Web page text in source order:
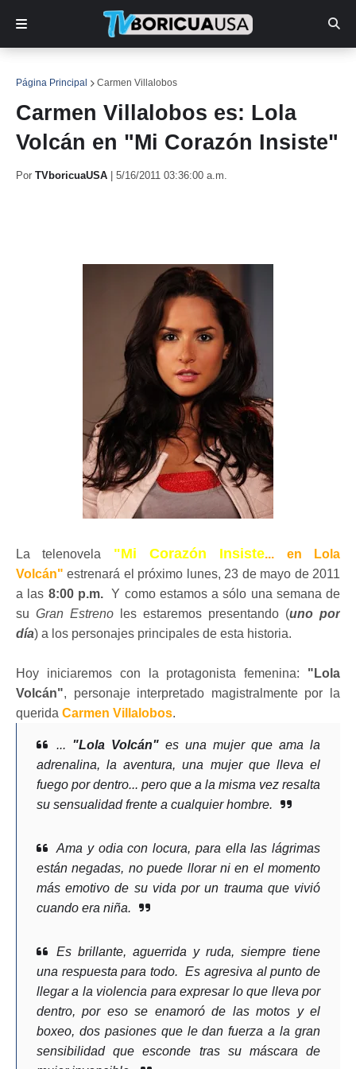
Página Principal Carmen Villalobos
Carmen Villalobos es: Lola
Volcán en "Mi Corazón Insiste"
Por TVboricuaUSA 5/16/2011 03:36:00 a.m.
La telenovela "Mi Corazón Insiste... en Lola
Volcán" estrenará el próximo lunes, 23 de mayo de 2011
a las 8:00 p.m.Y como estamos a sólo una semana de
su Gran Estreno les estaremos presentando (uno por
día) a los personajes principales de esta historia.
Hoy iniciaremos con la protagonista femenina: "Lola
Volcán", personaje interpretado magistralmente por la
querida Carmen Villalobos.
... "Lola Volcán" es una mujer que ama la
adrenalina, la aventura, una mujer que lleva el
fuego por dentro... pero que a la misma vez resalta
su sensualidad frente a cualquier hombre.
Ama y odia con locura, para ella las lágrimas
están negadas, no puede llorar ni en el momento
más emotivo de su vida por un trauma que vivió
cuando era niña.
Es brillante, aguerrida y ruda, siempre tiene
una respuesta para todo. Es agresiva al punto de
llegar a la violencia para expresar lo que lleva por
dentro, por eso se enamoró de las motos y el
boxeo, dos pasiones que le dan fuerza a la gran
sensibilidad que esconde tras su máscara de